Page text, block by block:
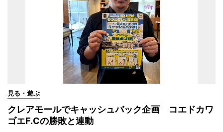
見る・遊ぶ
クレアモールでキャッシュバック企画 コエドカワ
ゴエF.Cの勝敗と連動